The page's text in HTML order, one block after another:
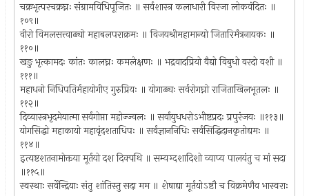
चक्रभृत्परचक्रघ्नः संग्रामविधिपूजितः ॥ सर्वशास्त्र कलाधारी विरजा लोकवंदितः ॥
१०९॥
वीरो विमलसत्त्वाढ्यो महाबलपराक्रमः ॥ विजयश्रीमहामान्यो जितारिर्मंत्रनायकः ॥
११०॥
खङु भृत्कामदः कांतः कालघ्नः कमलेक्षणः ॥ भद्रवादप्रियो वैद्यो विबुधो वरदो वशी ॥
१११॥
महाधनो निधिपतिर्महायोगीए गुरुप्रियः ॥ योगाढ्यः सर्वरोगघ्नो राजिताखिलभूतलः ॥
११२॥
दिव्यास्त्रभृदमेयात्मा सर्वगोप्ता महोज्ज्वलः ॥ सर्वायुधधरोऽभीष्टप्रदः प्रपुरंजयः ॥११३॥
योगसिद्धो महाकायो महावृंदशताधिपः ॥ सर्वज्ञाननिधिः सर्वसिद्धिदानकृतोद्यमः ॥
११४॥
इत्यष्टशतनामोक्तया मूर्तयो दश दिक्पथि ॥ सम्यग्दशादिशो व्याप्य पालयंतु च मां सदा
॥११५॥
स्वस्थाः सर्वेन्द्रियाः संतु शांतिस्तु सदा मम ॥ शेषाद्या मूर्तयोऽष्टौ च विक्रमेणैव भास्वराः